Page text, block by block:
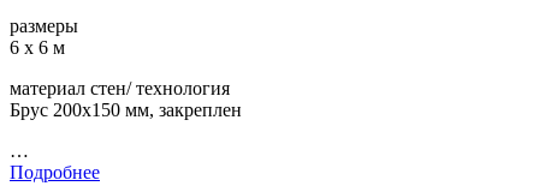
размеры
6 х 6 м
материал стен/ технология
Брус 200х150 мм, закреплен
…
Подробнее